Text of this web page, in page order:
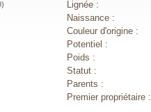
Lignée :
Naissance :
Couleur d'origine :
Potentiel :
Poids :
Statut :
Parents :
Premier propriétaire :